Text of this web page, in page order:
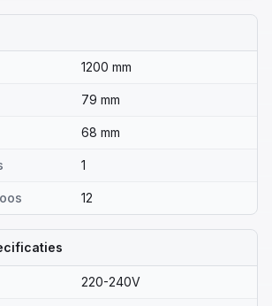
1200 mm
79 mm
68 mm
1
12
220-240V